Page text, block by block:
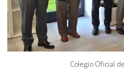
Colegio Oficial